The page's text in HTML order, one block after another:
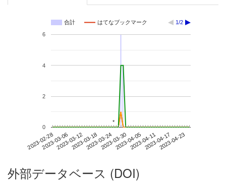
合計 はてなブックマーク 1/2
2023-02-282023-03-062023-03-122023-03-182023-03-242023-03-302023-04-052023-04-112023-04-172023-04-23
0
2
4
6
**
外部データベース (DOI)